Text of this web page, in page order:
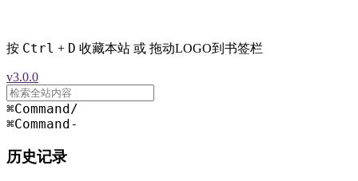
按 Ctrl + D 收藏本站 或 拖动LOGO到书签栏
v3.0.0
⌘Command/
⌘Command-
历史记录